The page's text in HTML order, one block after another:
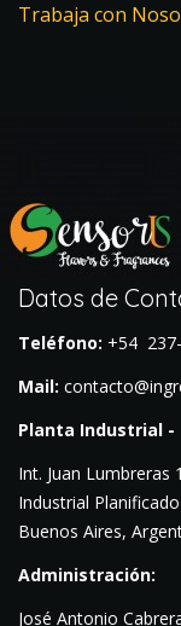
Trabaja con
Datos de
Teléfono: +54
Mail:
Planta Industrial -
Int. Juan Lumbreras
Industrial
Buenos Aires,
Administración:
José Antonio